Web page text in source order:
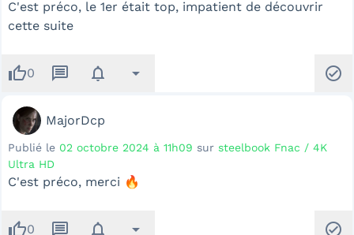
C'est préco, le 1er était top, impatient de découvrir
cette suite
thumb_up0 message notifications arrow_drop_down check_circle
MajorDcp
Publié le 02 octobre 2024 à 11h09 sur steelbook Fnac / 4K
Ultra HD
C'est préco, merci 🔥
thumb_up0 message notifications arrow_drop_down check_circle